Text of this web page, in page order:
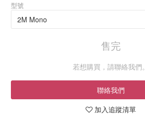
型號
售完
若想購買，請聯絡我們。
聯絡我們
加入追蹤清單